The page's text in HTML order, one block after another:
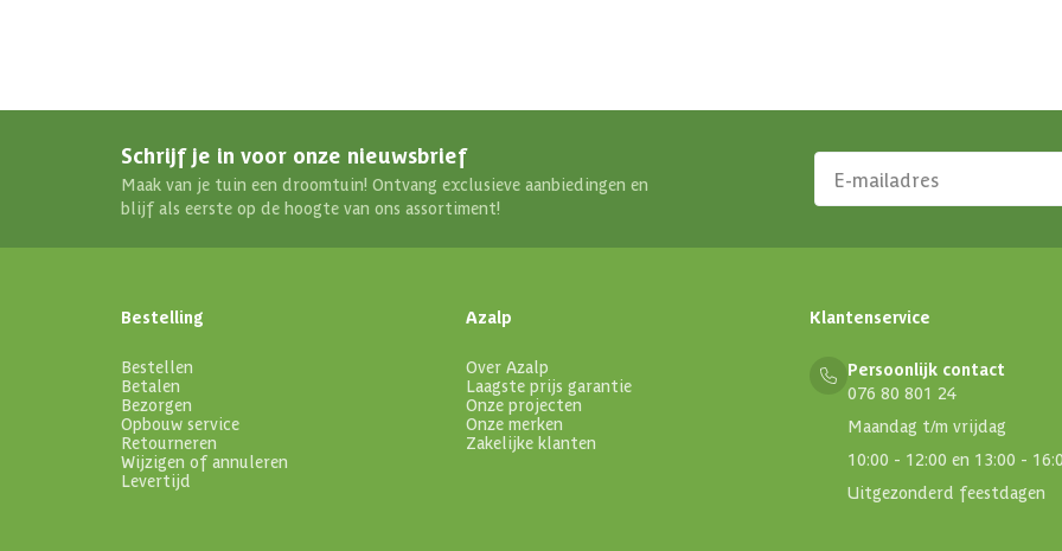
Schrijf je in voor onze nieuwsbrief
Maak van je tuin een droomtuin! Ontvang exclusieve aanbiedingen en
blijf als eerste op de hoogte van ons assortiment!
Bestelling
Bestellen
Betalen
Bezorgen
Opbouw service
Retourneren
Wijzigen of annuleren
Levertijd
Azalp
Over Azalp
Laagste prijs garantie
Onze projecten
Onze merken
Zakelijke klanten
Klantenservice
Persoonlijk contact
076 80 801 24
Maandag t/m vrijdag
10:00 - 12:00 en 13:00 -
Uitgezonderd feestdagen